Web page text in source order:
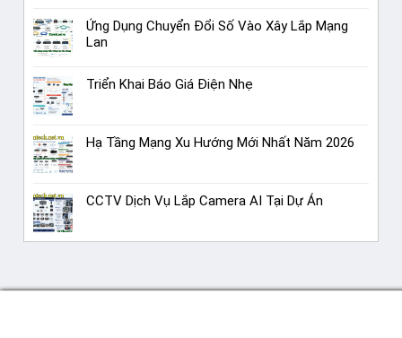
Ứng Dụng Chuyển Đổi Số Vào Xây Lắp Mạng
Lan
Triển Khai Báo Giá Điện Nhẹ
Hạ Tầng Mạng Xu Hướng Mới Nhất Năm 2026
CCTV Dịch Vụ Lắp Camera AI Tại Dự Án